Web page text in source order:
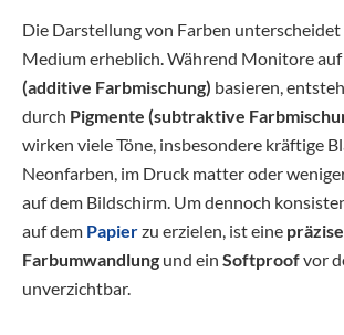
Die Darstellung von Farben unterscheidet
Medium erheblich. Während Monitore auf
(additive Farbmischung) basieren,
durch Pigmente (subtraktive
wirken viele Töne, insbesondere kräftige
Neonfarben, im Druck matter oder
auf dem Bildschirm. Um dennoch
auf dem Papierzu erzielen, ist eine präzise
Farbumwandlung und ein Softproofvor
unverzichtbar.